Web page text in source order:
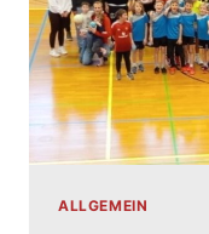
ALLGEMEIN